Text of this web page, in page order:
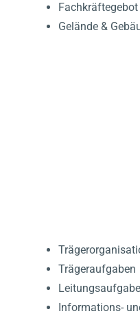
Fachkräftegebot
Gelände &
Trägeraufgaben
Informations-